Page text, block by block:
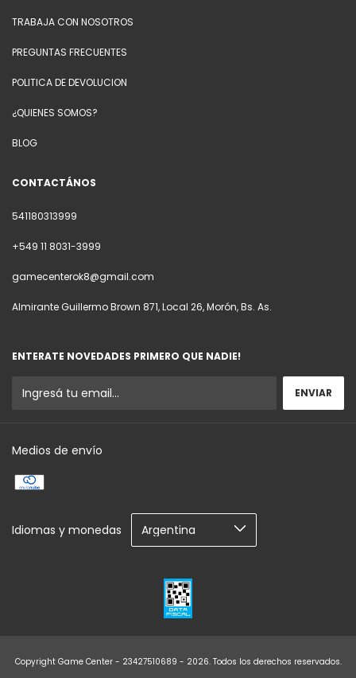
TRABAJA CON NOSOTROS
PREGUNTAS FRECUENTES
POLITICA DE DEVOLUCION
¿QUIENES SOMOS?
BLOG
CONTACTÁNOS
541180313999
+549 11 8031-3999
gamecenterok8@gmail.com
Almirante Guillermo Brown 871, Local 26, Morón, Bs. As.
ENTERATE NOVEDADES PRIMERO QUE NADIE!
Medios de envío
Idiomas y monedas
Copyright Game Center - 23427510689 - 2026. Todos los derechos reservados.